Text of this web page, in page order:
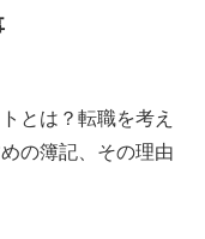
とは？転職を考え
の簿記、その理由